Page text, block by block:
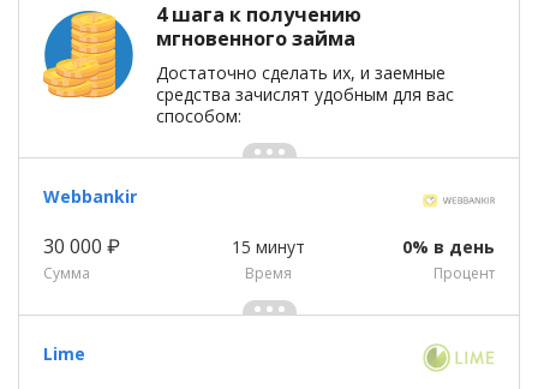
4 шага к получению
мгновенного займа
Достаточно сделать их, и заемные
средства зачислят удобным для вас
способом:
Webbankir
30 000 ₽
Сумма
15 минут
Время
0% в день
Процент
Lime